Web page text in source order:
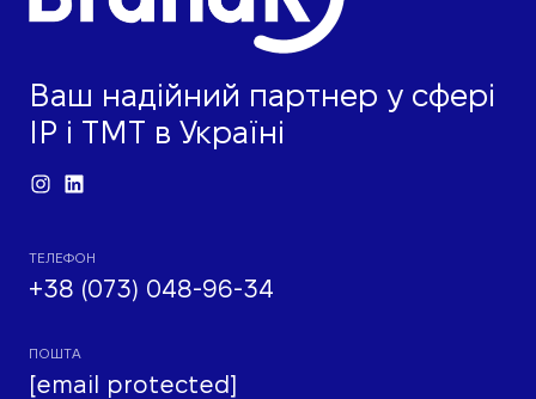
Ваш надійний партнер у сфері
IP і ТМТ в Україні
ТЕЛЕФОН
+38 (073) 048-96-34
ПОШТА
[email protected]